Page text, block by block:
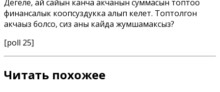
Дегеле, ай сайын канча акчанын суммасын топтоо
финансалык коопсуздукка алып келет. Топтолгон
акчаңыз болсо, сиз аны кайда жумшамаксыз?
[poll 25]
Читать похожее